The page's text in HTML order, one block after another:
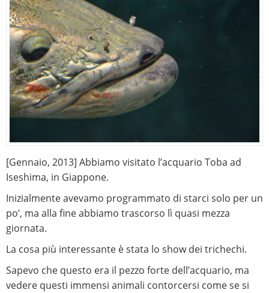
[Gennaio, 2013] Abbiamo visitato l’acquario Toba ad
Iseshima, in Giappone.
Inizialmente avevamo programmato di starci solo per un
po’, ma alla fine abbiamo trascorso lì quasi mezza
giornata.
La cosa più interessante è stata lo show dei trichechi.
Sapevo che questo era il pezzo forte dell’acquario, ma
vedere questi immensi animali contorcersi come se si